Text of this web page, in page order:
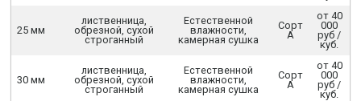
25 мм
лиственница,
обрезной, сухой
строганный
Естественной
влажности,
камерная сушка
Сорт
А
от 40
000
руб /
куб.
30 мм
лиственница,
обрезной, сухой
строганный
Естественной
влажности,
камерная сушка
Сорт
А
от 40
000
руб /
куб.